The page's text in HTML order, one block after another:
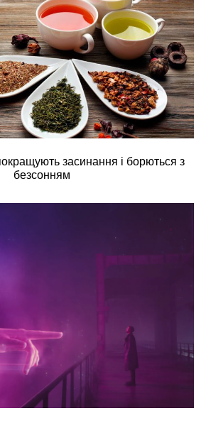
засинання і борються з
безсонням